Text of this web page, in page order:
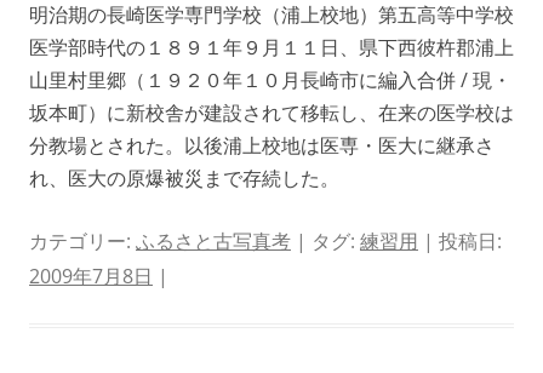
明治期の長崎医学専門学校（浦上校地）第五高等中学校
医学部時代の１８９１年９月１１日、県下西彼杵郡浦上
山里村里郷（１９２０年１０月長崎市に編入合併 / 現・
坂本町）に新校舎が建設されて移転し、在来の医学校は
分教場とされた。以後浦上校地は医専・医大に継承さ
れ、医大の原爆被災まで存続した。
カテゴリー: ふるさと古写真考 | タグ: 練習用 | 投稿日:
2009年7月8日 |